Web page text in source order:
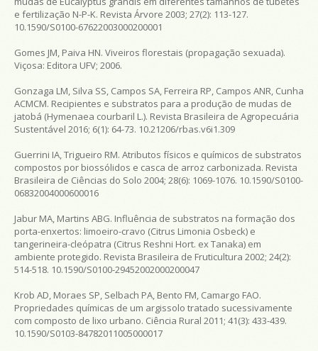
e fertilização N-P-K. Revista Árvore 2003; 27(2): 113-127.
10.1590/S0100-67622003000200001
Gomes JM, Paiva HN. Viveiros florestais (propagação sexuada).
Viçosa: Editora UFV; 2006.
Gonzaga LM, Silva SS, Campos SA, Ferreira RP, Campos ANR, Cunha
ACMCM. Recipientes e substratos para a produção de mudas de
jatobá (Hymenaea courbaril L.). Revista Brasileira de Agropecuária
Sustentável 2016; 6(1): 64-73. 10.21206/rbas.v6i1.309
Guerrini IA, Trigueiro RM. Atributos físicos e químicos de substratos
compostos por biossólidos e casca de arroz carbonizada. Revista
Brasileira de Ciências do Solo 2004; 28(6): 1069-1076. 10.1590/S0100-
06832004000600016
Jabur MA, Martins ABG. Influência de substratos na formação dos
porta-enxertos: limoeiro-cravo (Citrus Limonia Osbeck) e
tangerineira-cleópatra (Citrus Reshni Hort. ex Tanaka) em
ambiente protegido. Revista Brasileira de Fruticultura 2002; 24(2):
514-518. 10.1590/S0100-29452002000200047
Krob AD, Moraes SP, Selbach PA, Bento FM, Camargo FAO.
Propriedades químicas de um argissolo tratado sucessivamente
com composto de lixo urbano. Ciência Rural 2011; 41(3): 433-439.
10.1590/S0103-84782011005000017